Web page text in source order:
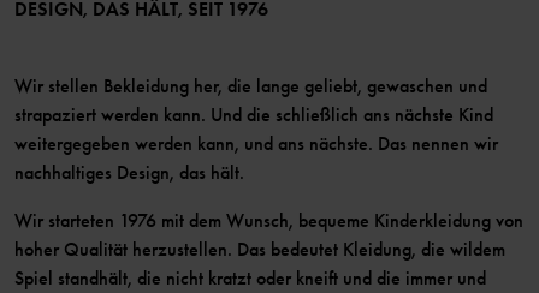
DESIGN, DAS HÄLT, SEIT 1976
Wir stellen Bekleidung her, die lange geliebt, gewaschen und
strapaziert werden kann. Und die schließlich ans nächste Kind
weitergegeben werden kann, und ans nächste. Das nennen wir
nachhaltiges Design, das hält.
Wir starteten 1976 mit dem Wunsch, bequeme Kinderkleidung von
hoher Qualität herzustellen. Das bedeutet Kleidung, die wildem
Spiel standhält, die nicht kratzt oder kneift und die immer und